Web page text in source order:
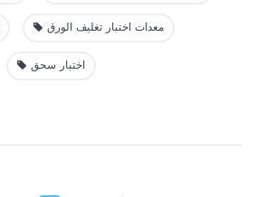
معدات اختبار تغليف الورق
اختبار سحق